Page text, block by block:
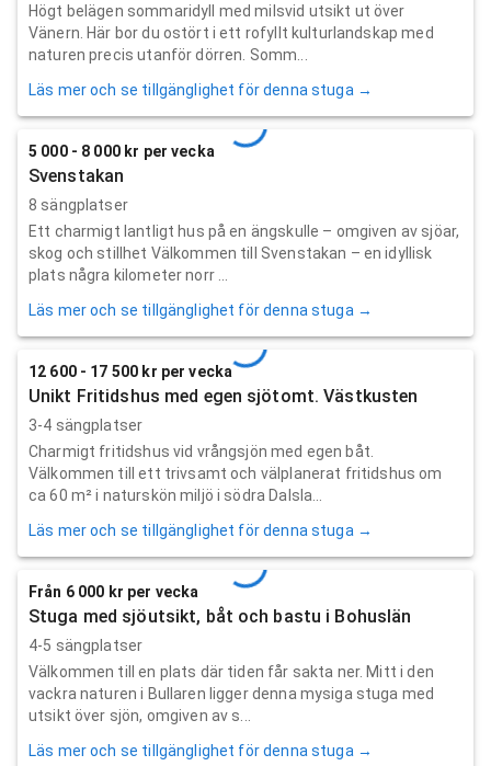
Högt belägen sommaridyll med milsvid utsikt ut över
Vänern. Här bor du ostört i ett rofyllt kulturlandskap med
naturen precis utanför dörren. Somm...
Läs mer och se tillgänglighet för denna stuga →
5 000 - 8 000 kr per vecka
Svenstakan
8 sängplatser
Ett charmigt lantligt hus på en ängskulle – omgiven av sjöar,
skog och stillhet Välkommen till Svenstakan – en idyllisk
plats några kilometer norr ...
Läs mer och se tillgänglighet för denna stuga →
12 600 - 17 500 kr per vecka
Unikt Fritidshus med egen sjötomt. Västkusten
3-4 sängplatser
Charmigt fritidshus vid vrångsjön med egen båt.
Välkommen till ett trivsamt och välplanerat fritidshus om
ca 60 m² i naturskön miljö i södra Dalsla...
Läs mer och se tillgänglighet för denna stuga →
Från 6 000 kr per vecka
Stuga med sjöutsikt, båt och bastu i Bohuslän
4-5 sängplatser
Välkommen till en plats där tiden får sakta ner. Mitt i den
vackra naturen i Bullaren ligger denna mysiga stuga med
utsikt över sjön, omgiven av s...
Läs mer och se tillgänglighet för denna stuga →